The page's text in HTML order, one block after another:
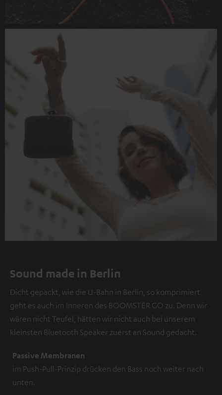
Sound made in Berlin
Dicht gepackt, wie die U-Bahn in Berlin, so komprimiert
geht es auch im Inneren des BOOMSTER GO zu. Denn wir
wären nicht Teufel, hätten wir nicht auch bei unserem
kleinsten Bluetooth Speaker zuerst an Sound gedacht.
Passive Membranen
im Push-Pull-Prinzip drücken den Bass noch weiter nach
unten.